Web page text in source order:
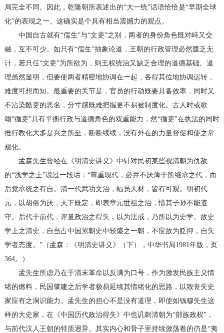
局完全不同。因此，乾隆朝所表述出的“大一统”话语恰恰是“早期全球
化”的表现之一。这确实是个具有相当震撼力的观点。
中国自古就有“儒生”与“文吏”之别，两者的身份角色既对峙又交
融，互不可少。如只有“儒生”抽象论道，王朝的行政管理必然匮乏无
计，若只任“文吏”为所欲为，则王权统治又缺乏合理的道德基础。道
理虽然显明，但要使两者精密地协调在一起，各得其位地协调运转，
难度可想而知。最重要的关节是，官员的行动既要具备效率，同时又
不沾染酷吏的恶名，分寸感既难把握更不易被制度化。古人时或歌
颂“循吏”具有平衡行政与道德角色的双重能力，然“循吏”在执法的同时
推行教化大多是兴之所至，断断续续，没有外在的力量督促和使之常
规化。
孟森先生曾经在《明清史讲义》中针对民初某些视清朝为仇敌
的“浅学之士”说过一段话：“尊重现代，必并不厌薄于所继承之代，而
后觉承统之有自。清一代武功文治，幅员人材，皆有可观。明初代
元，以胡俗为厌，天下既定，即表章元世祖之治，惜其子孙不能遵
守。后代于前代，评量政治之得失，以为法戒，乃所以为史学。故史
学上之清史，自当占中国累朝史中较盛之一朝，不应故为贬抑，自失
学者态度。”（孟森：《明清史讲义》（下），中华书局1981年版，页
364。）
孟先生所虑乃在于清末革命以反满为口号，作为激发民族主义情
绪的燃料，民国肇建之后学者极易延续其情绪化的思路，以致丧失史
家应有之洞识能力。孟先生的担心不是没有道理，即使如钱穆先生这
样的大史家，在《中国历代政治得失》中也讥刺清朝为“部族政权”，
与前代汉人王朝的特质迥异。其实内心和骨子里持续激荡着的仍是“夷